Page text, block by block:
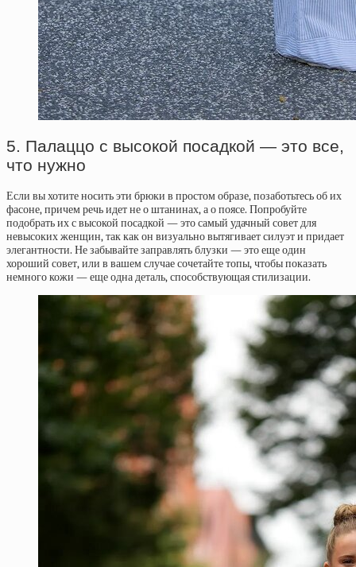
5. Палаццо с высокой посадкой — это все,
что нужно
Если вы хотите носить эти брюки в простом образе, позаботьтесь об их
фасоне, причем речь идет не о штанинах, а о поясе. Попробуйте
подобрать их с высокой посадкой — это самый удачный совет для
невысоких женщин, так как он визуально вытягивает силуэт и придает
элегантности. Не забывайте заправлять блузки — это еще один
хороший совет, или в вашем случае сочетайте топы, чтобы показать
немного кожи — еще одна деталь, способствующая стилизации.